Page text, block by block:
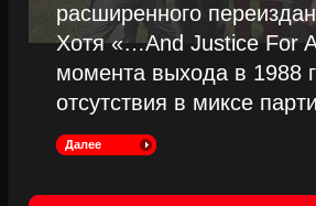
расширенного
Хотя «…And Justice For
момента выхода в 1988
отсутствия в миксе
Далее